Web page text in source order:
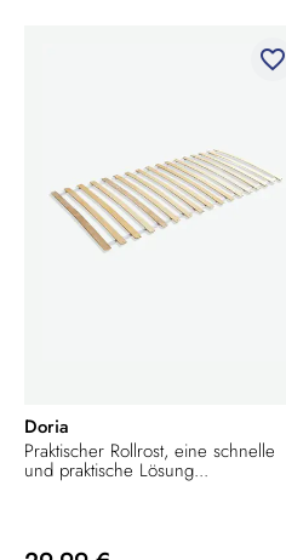
favorite_border
Doria
Praktischer Rollrost, eine schnelle
und praktische Lösung...